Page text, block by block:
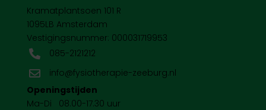
Kramatplantsoen 101 R
1095LB Amsterdam
Vestigingsnummer: 000031719953
 085-2121212

info@fysiotherapie-zeeburg.nl
Openingstijden
Ma-Di 08.00-17.30 uur